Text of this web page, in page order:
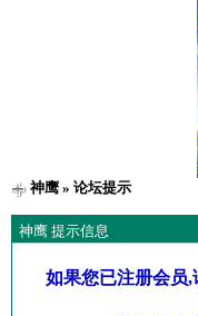
神鹰» 论坛提示
神鹰 提示信息
如果您已注册会员